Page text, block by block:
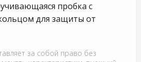
пробка с
для защиты от
за собой право без